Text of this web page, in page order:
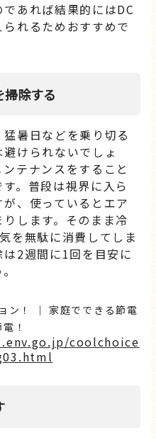
あれば結果的にはDC
れるためおすすめで
除する
暑日などを乗り切る
けられないでしょ
テナンスをすること
。普段は視界に入ら
、使っているとエア
します。そのまま冷
を無駄に消費してしま
2週間に1回を目安に
ン！ ｜ 家庭でできる節電
！
coolchoice